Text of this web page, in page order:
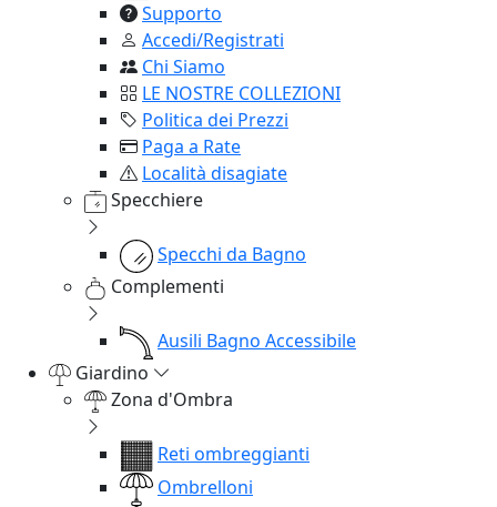
Supporto
Accedi/Registrati
Chi Siamo
LE NOSTRE COLLEZIONI
Politica dei Prezzi
Paga a Rate
Località disagiate
Specchiere
Specchi da Bagno
Complementi
Ausili Bagno Accessibile
Giardino
Zona d'Ombra
Reti ombreggianti
Ombrelloni